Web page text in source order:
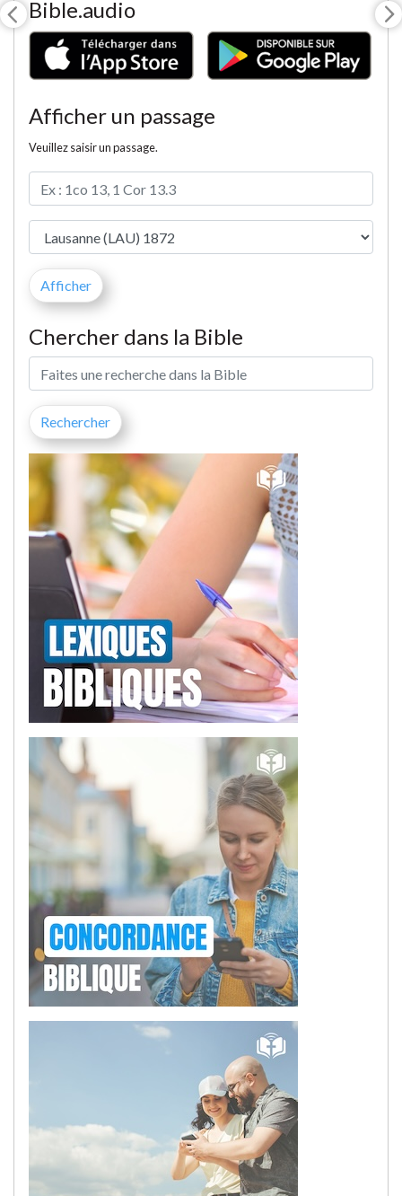
Bible.audio
Afficher un passage
Veuillez saisir un passage.
Chercher dans la Bible